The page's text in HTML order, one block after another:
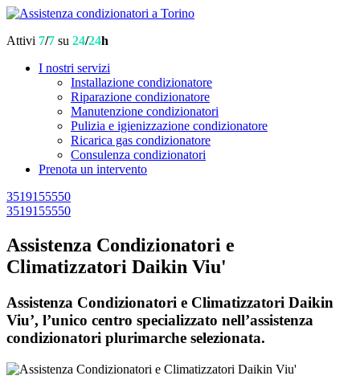
Attivi 7/7 su 24/24h
I nostri servizi
Installazione condizionatore
Riparazione condizionatore
Manutenzione condizionatori
Pulizia e igienizzazione condizionatore
Ricarica gas condizionatore
Consulenza condizionatori
Prenota un intervento
3519155550
3519155550
Assistenza Condizionatori e
Climatizzatori Daikin Viu'
Assistenza Condizionatori e Climatizzatori Daikin
Viu’, l’unico centro specializzato nell’assistenza
condizionatori plurimarche selezionata.